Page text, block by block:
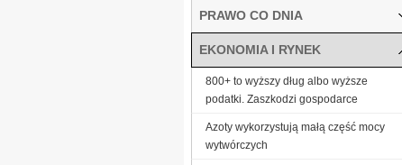
PRAWO CO DNIA
EKONOMIA I RYNEK
800+ to wyższy dług albo wyższe
podatki. Zaszkodzi gospodarce
Azoty wykorzystują małą część mocy
wytwórczych